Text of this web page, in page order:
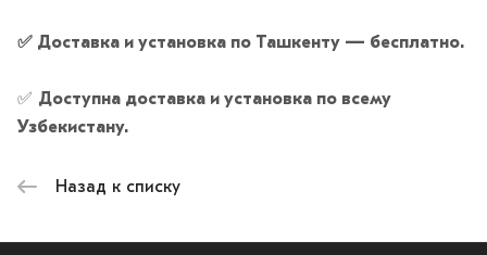
✅ Доставка и установка по Ташкенту — бесплатно.
✅ Доступна доставка и установка по всему
Узбекистану.
Назад к списку